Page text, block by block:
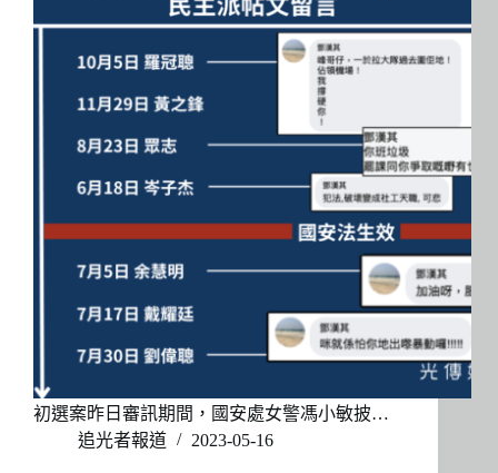
初選案昨日審訊期間，國安處女警馮小敏披…
追光者報道
2023-05-16